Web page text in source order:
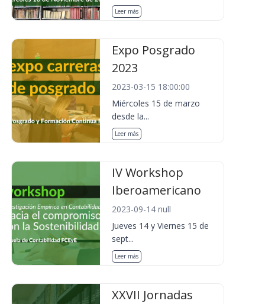
Leer más
Expo Posgrado
2023
2023-03-15 18:00:00
Miércoles 15 de marzo
desde la...
Leer más
IV Workshop
Iberoamericano
2023-09-14 null
Jueves 14 y Viernes 15 de
sept...
Leer más
XXVII Jornadas